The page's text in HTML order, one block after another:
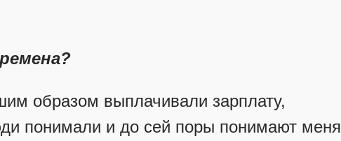
образом выплачивали зарплату,
понимали и до сей поры понимают меня